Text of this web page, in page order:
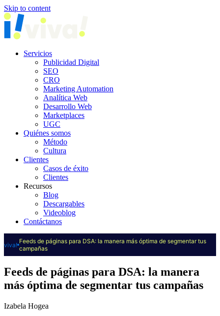
Skip to content
Servicios
Publicidad Digital
SEO
CRO
Marketing Automation
Analítica Web
Desarrollo Web
Marketplaces
UGC
Quiénes somos
Método
Cultura
Clientes
Casos de éxito
Clientes
Recursos
Blog
Descargables
Videoblog
Contáctanos
viva! Feeds de páginas para DSA: la manera más óptima de segmentar tus
campañas
Feeds de páginas para DSA: la manera
más óptima de segmentar tus campañas
Izabela Hogea